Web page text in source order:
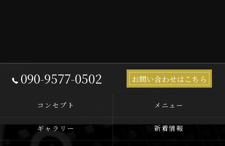
090-9577-0502 お問い合わせはこちら
コンセプト メニュー
ギャラリー 新着情報